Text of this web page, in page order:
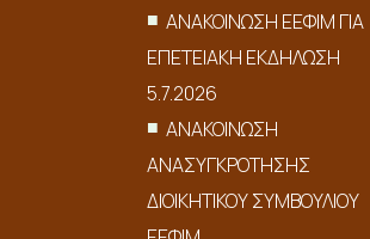
ΑΝΑΚΟΙΝΩΣΗ ΕΕΦΙΜ ΓΙΑ
ΕΠΕΤΕΙΑΚΗ ΕΚΔΗΛΩΣΗ
5.7.2026
ΑΝΑΚΟΙΝΩΣΗ
ΑΝΑΣΥΓΚΡΟΤΗΣΗΣ
ΔΙΟΙΚΗΤΙΚΟΥ ΣΥΜΒΟΥΛΙΟΥ